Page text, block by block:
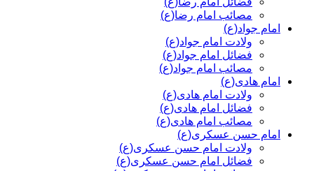
مصائب امام رضا(ع)
امام جواد(ع)
ولادت امام جواد(ع)
فضائل امام جواد(ع)
مصائب امام جواد(ع)
امام هادی(ع)
ولادت امام هادی(ع)
فضائل امام هادی(ع)
مصائب امام هادی(ع)
امام حسن عسکری(ع)
ولادت امام حسن عسکری(ع)
فضائل امام حسن عسکری(ع)